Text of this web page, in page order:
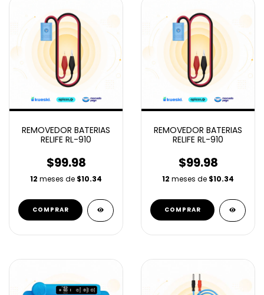
REMOVEDOR BATERIAS
RELIFE RL-910
$99.98
12 meses de $10.34
REMOVEDOR BATERIAS
RELIFE RL-910
$99.98
12 meses de $10.34